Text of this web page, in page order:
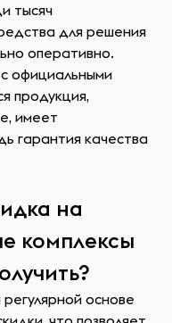
тысяч
для решения
оперативно.
официальными
продукция,
имеет
гарантия качества
на
комплексы
основе